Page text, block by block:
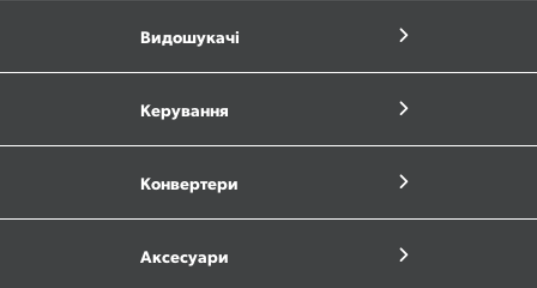
Видошукачі
Керування
Конвертери
Аксесуари